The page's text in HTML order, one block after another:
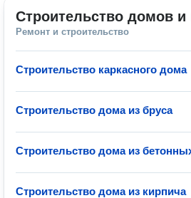
Строительство домов и
Ремонт и строительство
Строительство каркасного дома
Строительство дома из бруса
Строительство дома из
Строительство дома из кирпича